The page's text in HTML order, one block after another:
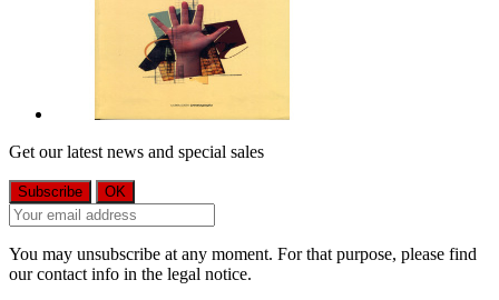
Get our latest news and special sales
You may unsubscribe at any moment. For that purpose, please find
our contact info in the legal notice.